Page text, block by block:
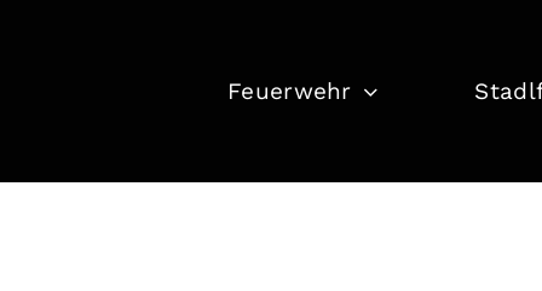
Feuerwehr